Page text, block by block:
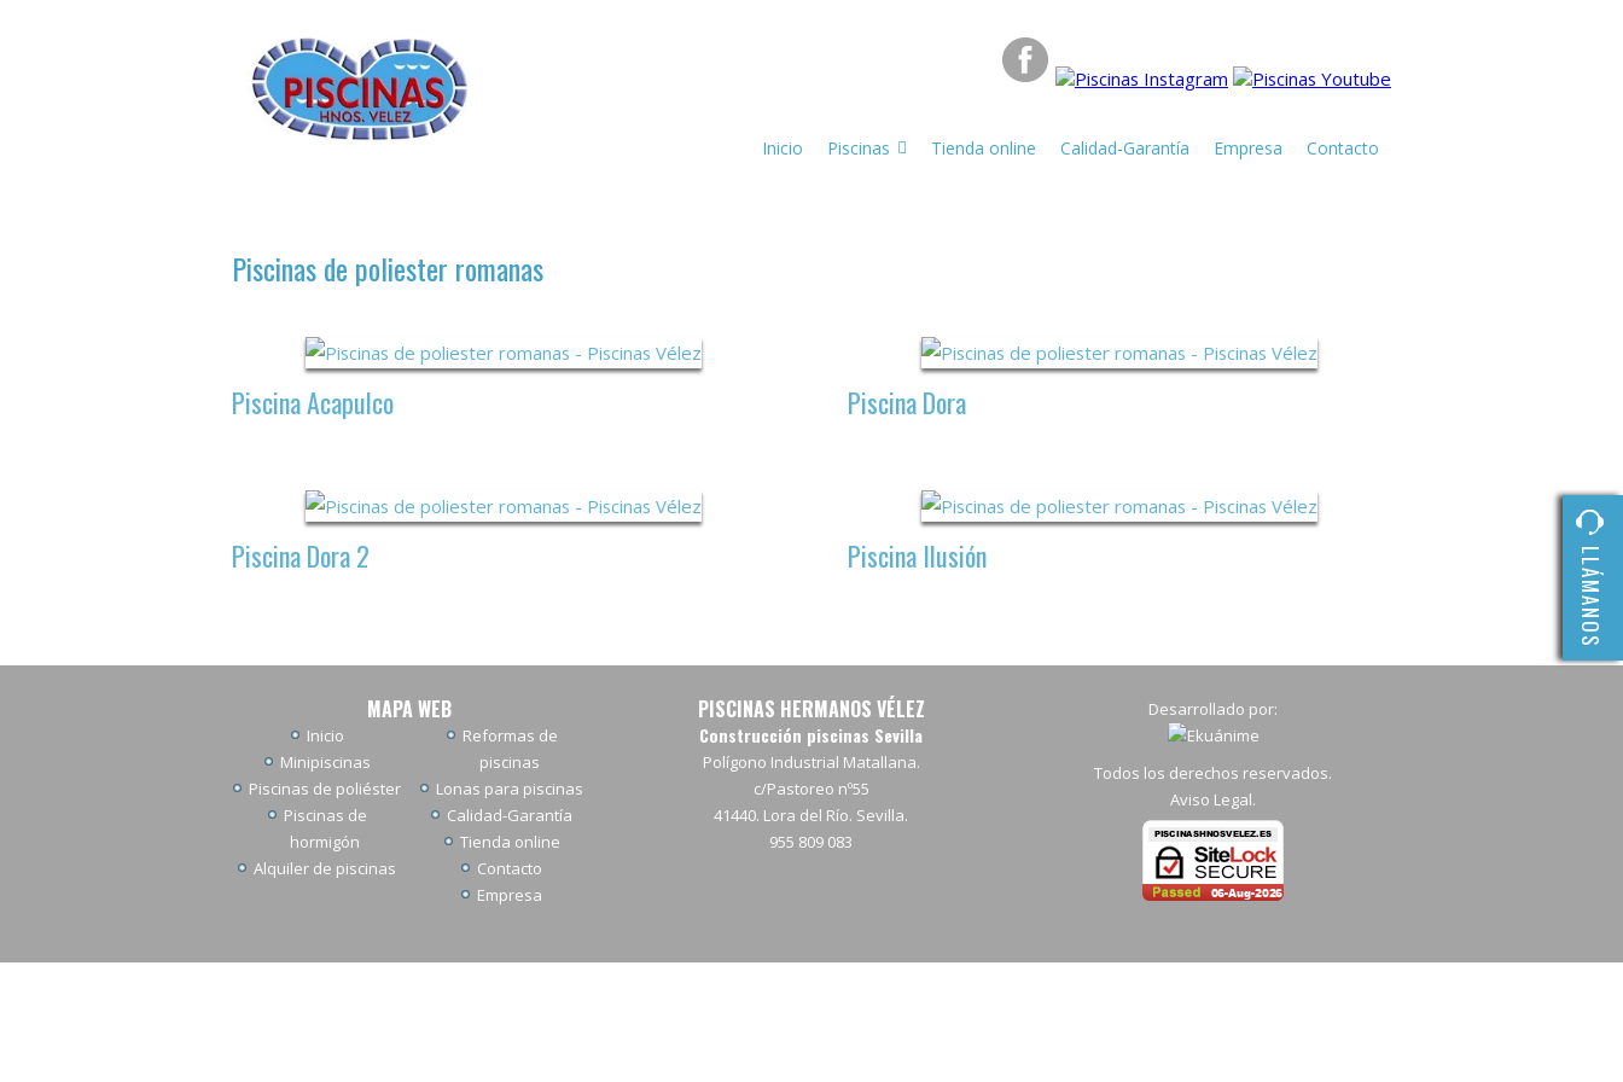
Inicio Piscinas Tienda online Calidad-Garantía Empresa Contacto
Piscinas de poliester romanas
Piscina Acapulco Piscina Dora
Piscina Dora 2 Piscina Ilusión
MAPA WEB
Inicio
Minipiscinas
Piscinas de poliéster
Piscinas de
hormigón
Alquiler de piscinas
Reformas de
piscinas
Lonas para piscinas
Calidad-Garantía
Tienda online
Contacto
Empresa
PISCINAS HERMANOS VÉLEZ
Construcción piscinas Sevilla
Polígono Industrial Matallana.
c/Pastoreo nº55
41440. Lora del Río. Sevilla.
955 809 083
Desarrollado por:
Todos los derechos reservados.
Aviso Legal.
LLÁMANOS